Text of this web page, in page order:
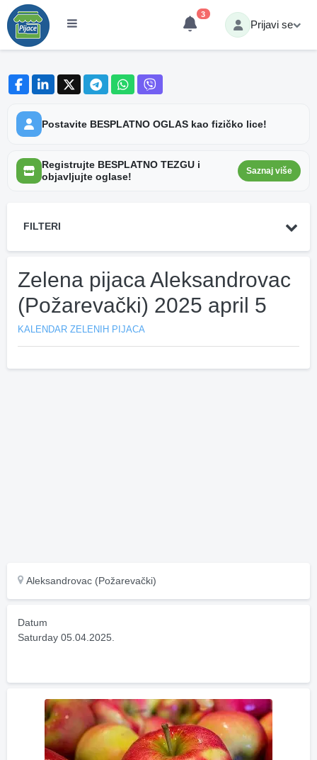
3
Prijavi se
Postavite BESPLATNO OGLAS kao fizičko lice!
Registrujte BESPLATNO TEZGU i
objavljujte oglase!
Saznaj više
FILTERI
Zelena pijaca Aleksandrovac
(Požarevački) 2025 april 5
KALENDAR ZELENIH PIJACA
Aleksandrovac (Požarevački)
Datum
Saturday 05.04.2025.